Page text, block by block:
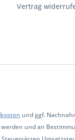
Vertrag
und ggf.
und an